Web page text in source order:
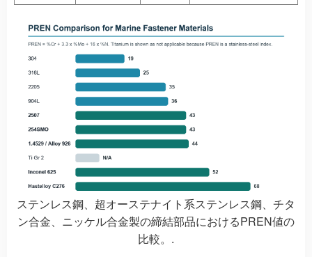
ステンレス鋼、超オーステナイト系ステンレス鋼、チタ
ン合金、ニッケル合金製の締結部品におけるPREN値の
比較。.